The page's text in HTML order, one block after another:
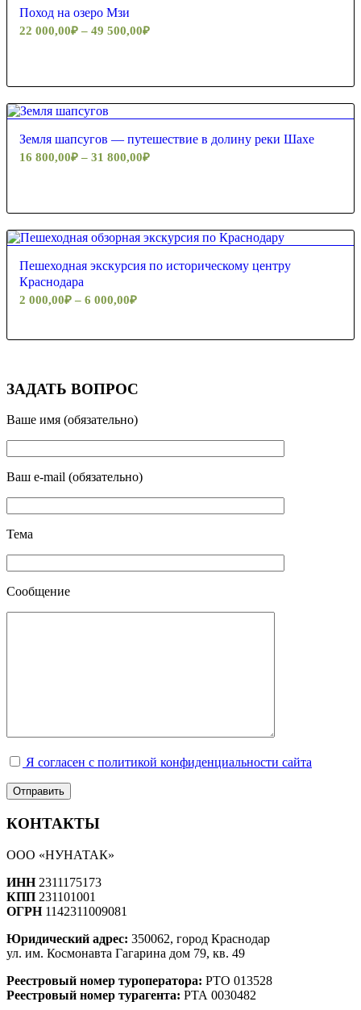
Поход на озеро Мзи
22 000,00₽ – 49 500,00₽
Земля шапсугов — путешествие в долину реки Шахе
16 800,00₽ – 31 800,00₽
5.00
Пешеходная экскурсия по историческому центру
Краснодара
2 000,00₽ – 6 000,00₽
ЗАДАТЬ ВОПРОС
Ваше имя (обязательно)
Ваш e-mail (обязательно)
Тема
Сообщение
Я согласен с политикой конфиденциальности сайта
КОНТАКТЫ
ООО «НУНАТАК»
ИНН2311175173
КПП 231101001
ОГРН1142311009081
Юридический адрес: 350062, город Краснодар
ул. им. Космонавта Гагарина дом 79, кв. 49
Реестровый номер туроператора: РТО 013528
Реестровый номер турагента: РТА 0030482